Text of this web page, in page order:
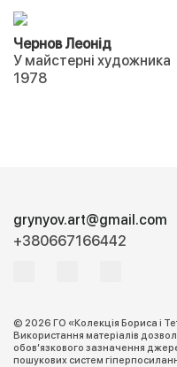
Чернов Леонід
У майстерні художника
1978
grynyov.art@gmail.com
+380667166442
© 2026 ГО «Колекція Бориса і
Використання матеріалів
обов’язкового зазначення
пошукових систем